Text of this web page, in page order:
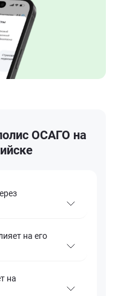
ОСАГО на
на его
на